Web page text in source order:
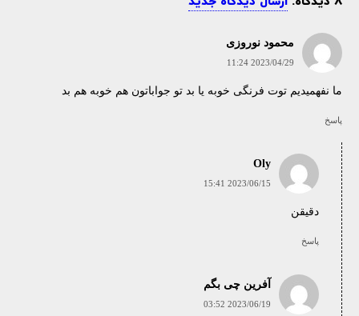
محمود نوروزی
2023/04/29 11:24
ما نفهمیدیم توت فرنگی خوبه یا بد تو جواباتون هم خوبه هم بد
پاسخ
Oly
2023/06/15 15:41
دقیقن
پاسخ
آفرین چی بگم
2023/06/19 03:52